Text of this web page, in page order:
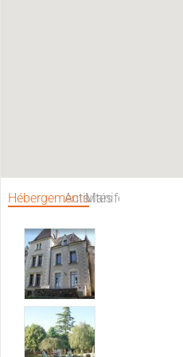
HébergementsActivités
Manifestations